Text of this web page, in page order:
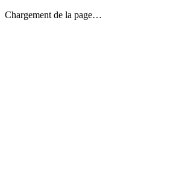
Chargement de la page…